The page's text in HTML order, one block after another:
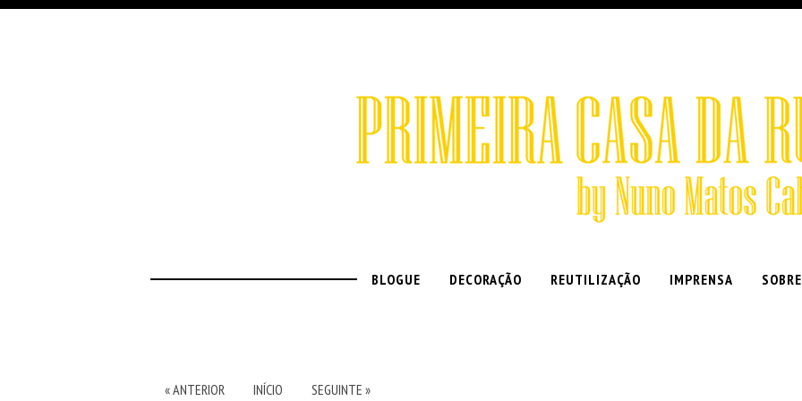
BLOGUE DECORAÇÃO REUTILIZAÇÃO IMPRENSA
« ANTERIOR INÍCIO SEGUINTE »